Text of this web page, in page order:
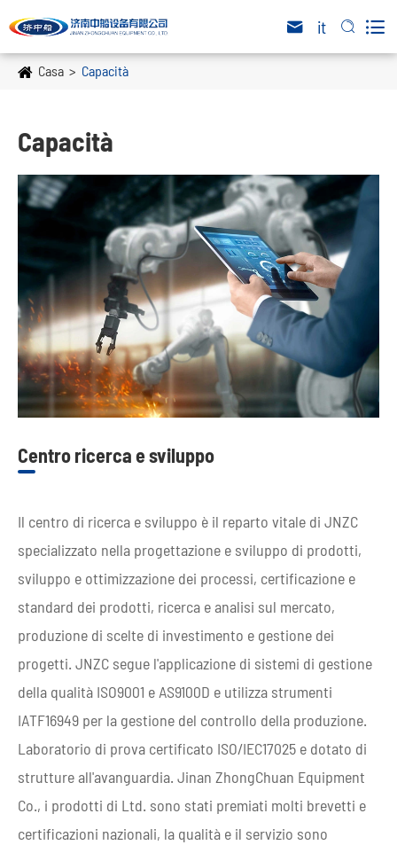
 it  
Casa Capacità
Capacità
Centro ricerca e sviluppo
Il centro di ricerca e sviluppo è il reparto vitale di JNZC
specializzato nella progettazione e sviluppo di prodotti,
sviluppo e ottimizzazione dei processi, certificazione e
standard dei prodotti, ricerca e analisi sul mercato,
produzione di scelte di investimento e gestione dei
progetti. JNZC segue l'applicazione di sistemi di gestione
della qualità ISO9001 e AS9100D e utilizza strumenti
IATF16949 per la gestione del controllo della produzione.
Laboratorio di prova certificato ISO/IEC17025 e dotato di
strutture all'avanguardia. Jinan ZhongChuan Equipment
Co., i prodotti di Ltd. sono stati premiati molti brevetti e
certificazioni nazionali, la qualità e il servizio sono